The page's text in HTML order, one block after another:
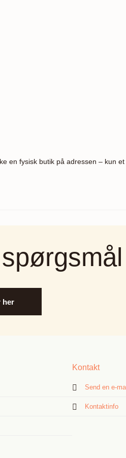
en fysisk butik på adressen – kun
her
Kontakt
Send en e-
Kontaktinfo